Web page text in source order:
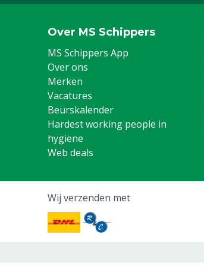
Over MS Schippers
MS Schippers App
Over ons
Merken
Vacatures
Beurskalender
Hardest working people in
hygiene
Web deals
Wij verzenden met